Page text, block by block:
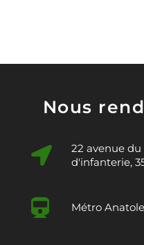
Nous
22 avenue
d'infanterie,
Métro